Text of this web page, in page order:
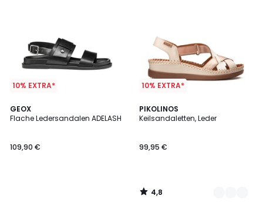
10% EXTRA*
GEOX
Flache Ledersandalen ADELASH
109,90 €
10% EXTRA*
PIKOLINOS
Keilsandaletten, Leder
99,95 €
4,8
/ 5
2
Farben
4,8
/